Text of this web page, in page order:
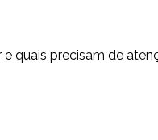
quais precisam de